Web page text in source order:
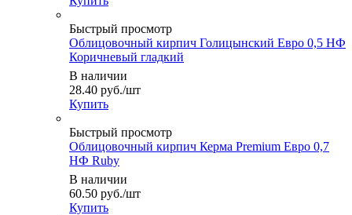
Быстрый просмотр
Облицовочный кирпич Голицынский Евро 0,5 НФ
Коричневый гладкий
В наличии
28.40 руб./шт
Купить
Быстрый просмотр
Облицовочный кирпич Керма Premium Евро 0,7
НФ Ruby
В наличии
60.50 руб./шт
Купить